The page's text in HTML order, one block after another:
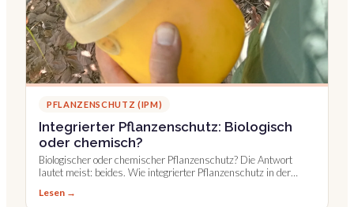
PFLANZENSCHUTZ (IPM)
Integrierter Pflanzenschutz: Biologisch
oder chemisch?
Biologischer oder chemischer Pflanzenschutz? Die Antwort
lautet meist: beides. Wie integrierter Pflanzenschutz in der
Lesen →